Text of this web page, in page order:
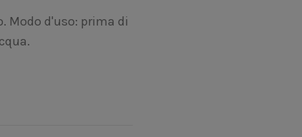
Modo d'uso: prima di